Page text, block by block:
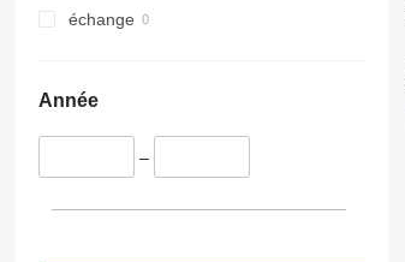
échange
Année
–